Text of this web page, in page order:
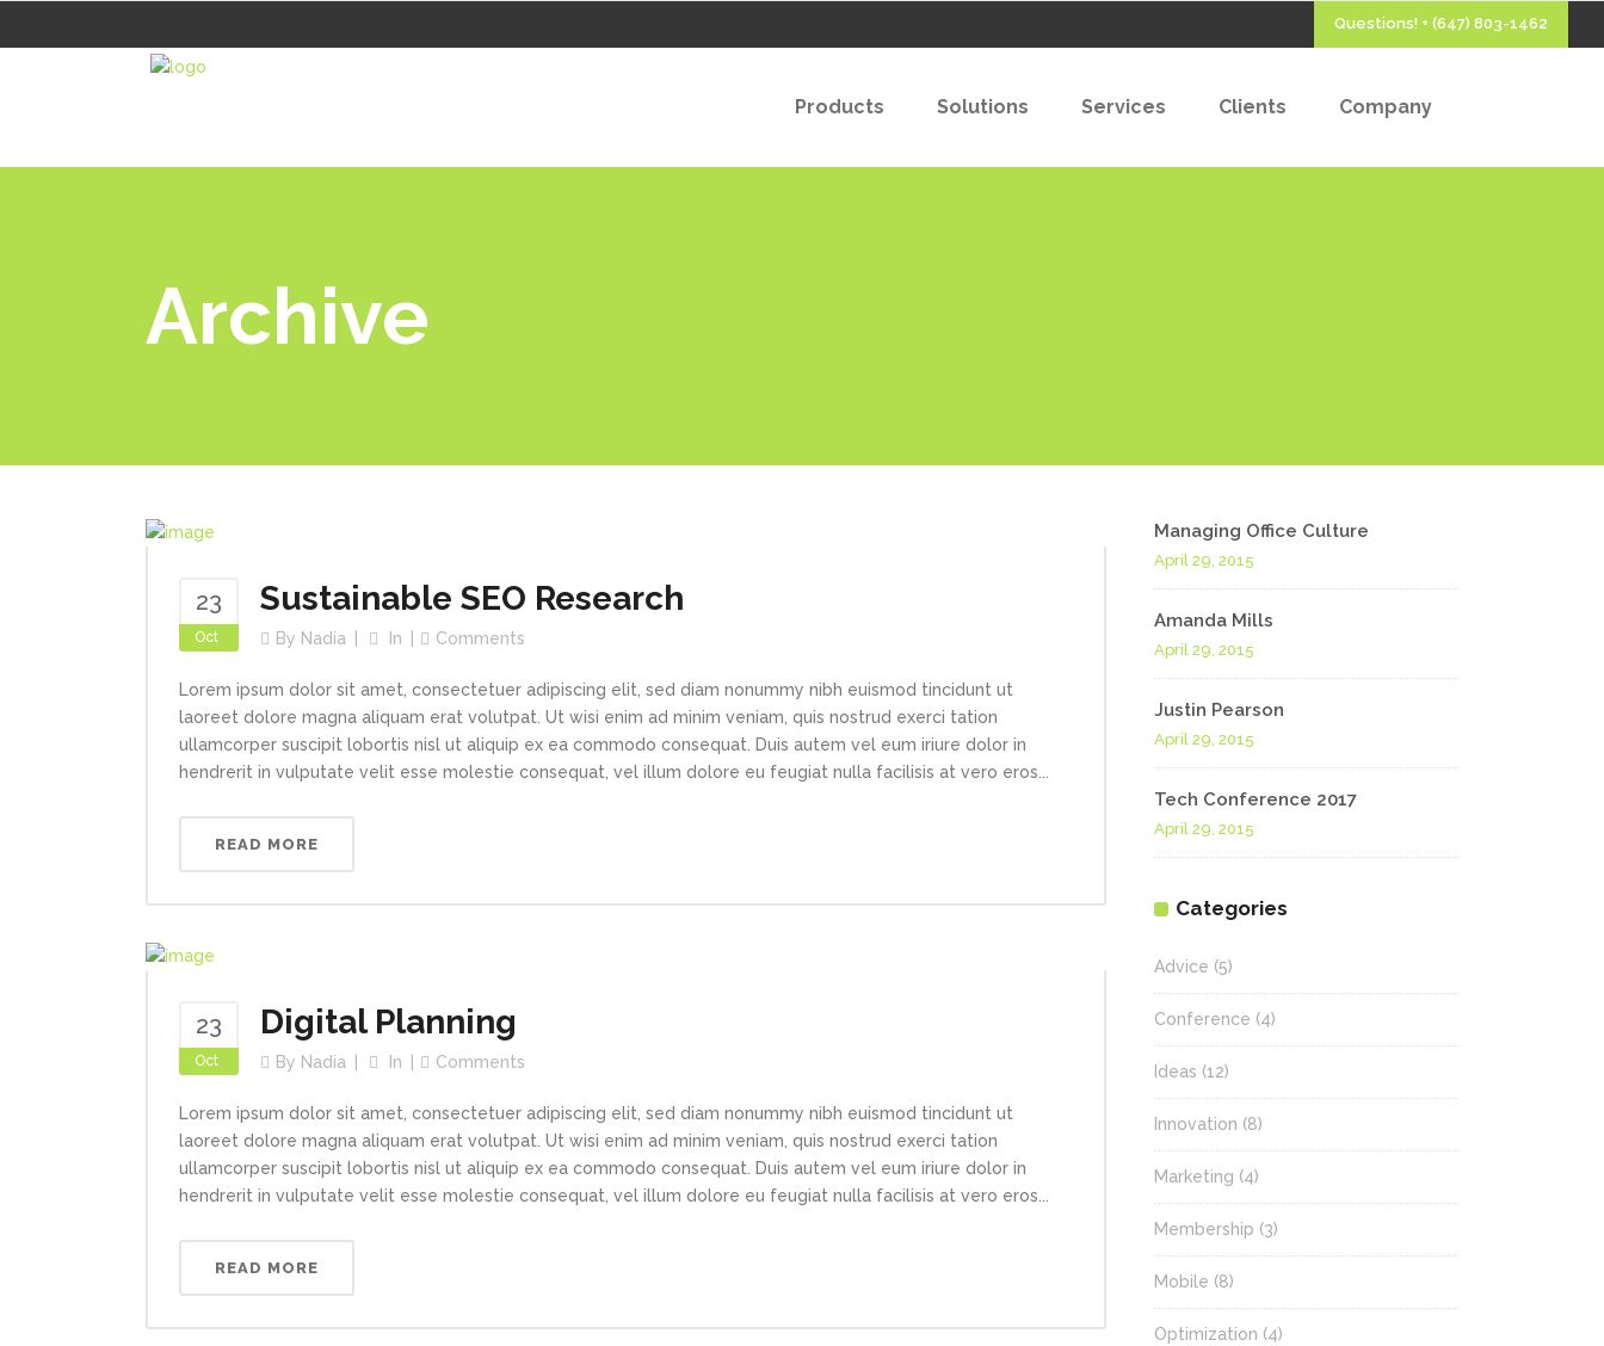
Questions! + (647) 803-1462
Products Solutions Services Clients Company
Archive
23
Oct
Sustainable SEO Research
By Nadia In Comments
Lorem ipsum dolor sit amet, consectetuer adipiscing elit, sed diam nonummy nibh euismod tincidunt ut
laoreet dolore magna aliquam erat volutpat. Ut wisi enim ad minim veniam, quis nostrud exerci tation
ullamcorper suscipit lobortis nisl ut aliquip ex ea commodo consequat. Duis autem vel eum iriure dolor in
hendrerit in vulputate velit esse molestie consequat, vel illum dolore eu feugiat nulla facilisis at vero eros...
READ MORE
23
Oct
Digital Planning
By Nadia In Comments
Lorem ipsum dolor sit amet, consectetuer adipiscing elit, sed diam nonummy nibh euismod tincidunt ut
laoreet dolore magna aliquam erat volutpat. Ut wisi enim ad minim veniam, quis nostrud exerci tation
ullamcorper suscipit lobortis nisl ut aliquip ex ea commodo consequat. Duis autem vel eum iriure dolor in
hendrerit in vulputate velit esse molestie consequat, vel illum dolore eu feugiat nulla facilisis at vero eros...
READ MORE
Managing Office Culture
April 29, 2015
Amanda Mills
April 29, 2015
Justin Pearson
April 29, 2015
Tech Conference 2017
April 29, 2015
Categories
Advice (5)
Conference (4)
Ideas (12)
Innovation (8)
Marketing (4)
Membership (3)
Mobile (8)
Optimization (4)